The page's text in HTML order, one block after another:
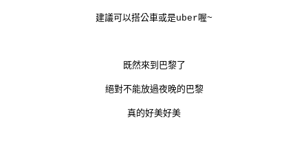
建議可以搭公車或是uber喔~
既然來到巴黎了
絕對不能放過夜晚的巴黎
真的好美好美